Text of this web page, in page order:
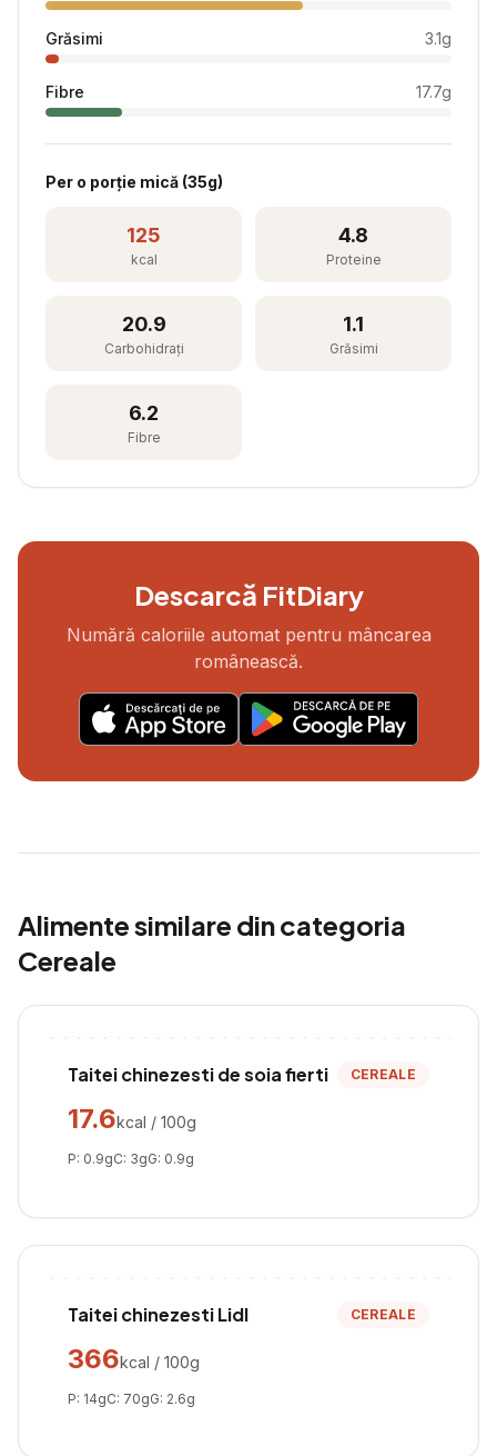
Grăsimi 3.1g
Fibre 17.7g
Per o porție mică (35g)
125
kcal
4.8
Proteine
20.9
Carbohidrați
1.1
Grăsimi
6.2
Fibre
Descarcă FitDiary
Numără caloriile automat pentru mâncarea
românească.
Alimente similare din categoria
Cereale
Taitei chinezesti de soia fierti CEREALE
17.6kcal / 100g
P: 0.9gC: 3gG: 0.9g
Taitei chinezesti Lidl CEREALE
366kcal / 100g
P: 14gC: 70gG: 2.6g